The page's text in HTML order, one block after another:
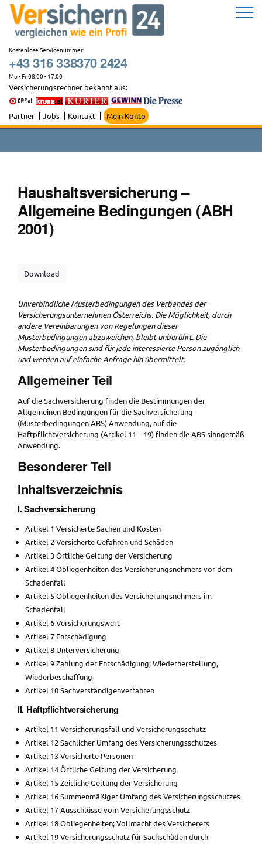
Zum
Inhalt
springen
Kostenlose Servicenummer:
+43 316 338370 2424
Mo - Fr 08:00 - 17:00
Versicherungsrechner bekannt aus:
Partner Jobs Kontakt Mein Konto
Haushaltsversicherung –
Allgemeine Bedingungen (ABH
2001)
Download
Unverbindliche Musterbedingungen des Verbandes der
Versicherungsunternehmen Österreichs. Die Möglichkeit, durch
andere Vereinbarungen von Regelungen dieser
Musterbedingungen abzuweichen, bleibt unberührt. Die
Musterbedingungen sind für jede interessierte Person zugänglich
und werden auf einfache Anfrage hin übermittelt.
Allgemeiner Teil
Auf die Sachversicherung finden die Bestimmungen der
Allgemeinen Bedingungen für die Sachversicherung
(Musterbedingungen ABS) Anwendung, auf die
Haftpflichtversicherung (Artikel 11 – 19) finden die ABS sinngemäß
Anwendung.
Besonderer Teil
Inhaltsverzeichnis
I. Sachversicherung
Artikel 1 Versicherte Sachen und Kosten
Artikel 2 Versicherte Gefahren und Schäden
Artikel 3 Örtliche Geltung der Versicherung
Artikel 4 Obliegenheiten des Versicherungsnehmers vor dem
Schadenfall
Artikel 5 Obliegenheiten des Versicherungsnehmers im
Schadenfall
Artikel 6 Versicherungswert
Artikel 7 Entschädigung
Artikel 8 Unterversicherung
Artikel 9 Zahlung der Entschädigung; Wiederherstellung,
Wiederbeschaffung
Artikel 10 Sachverständigenverfahren
II. Haftpflichtversicherung
Artikel 11 Versicherungsfall und Versicherungsschutz
Artikel 12 Sachlicher Umfang des Versicherungsschutzes
Artikel 13 Versicherte Personen
Artikel 14 Örtliche Geltung der Versicherung
Artikel 15 Zeitliche Geltung der Versicherung
Artikel 16 Summenmäßiger Umfang des Versicherungsschutzes
Artikel 17 Ausschlüsse vom Versicherungsschutz
Artikel 18 Obliegenheiten; Vollmacht des Versicherers
Artikel 19 Versicherungsschutz für Sachschäden durch